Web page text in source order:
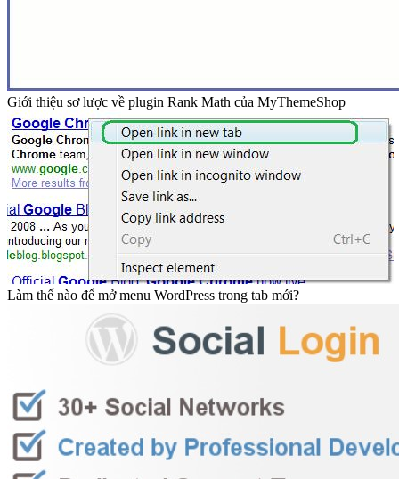
Giới thiệu sơ lược về plugin Rank Math của MyThemeShop
Làm thế nào để mở menu WordPress trong tab mới?